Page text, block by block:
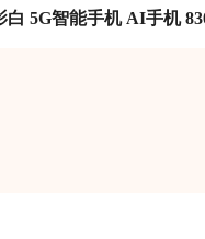
白 5G智能手机 AI手机